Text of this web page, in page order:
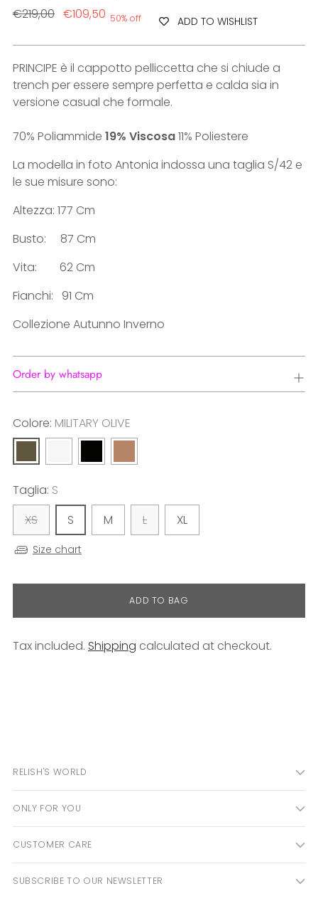
Regular
€219,00 €109,50 50% off ADD TO WISHLIST
PRINCIPE è il cappotto pelliccetta che si chiude a
trench per essere sempre perfetta e calda sia in
versione casual che formale.
70% Poliammide 19% Viscosa11% Poliestere
La modella in foto Antonia indossa una taglia S/42 e
le sue misure sono:
Altezza: 177 Cm
Busto: 87 Cm
Vita: 62 Cm
Fianchi: 91 Cm
Collezione Autunno Inverno
Order by whatsapp
Colore: MILITARY OLIVE
Taglia: S
XS
S M L XL
Size chart
ADD TO BAG
Tax included. Shipping calculated at checkout.
RELISH'S WORLD
ONLY FOR YOU
CUSTOMER CARE
SUBSCRIBE TO OUR NEWSLETTER